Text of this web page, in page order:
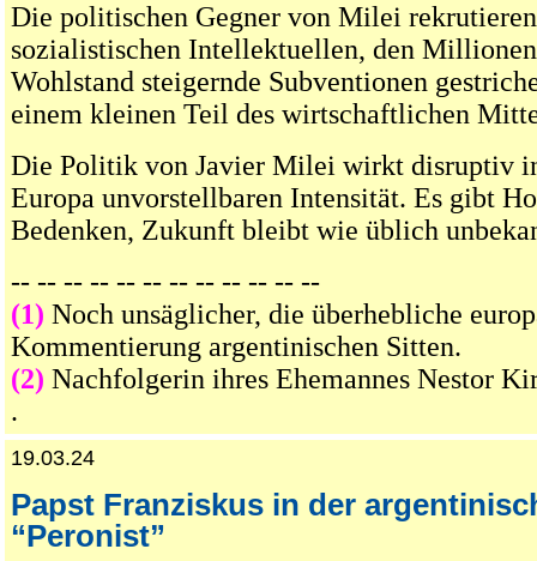
Die politischen Gegner von Milei
sozialistischen Intellektuellen, den
Wohlstand steigernde Subventionen
einem kleinen Teil des wirtschaftlichen
Die Politik von Javier Milei wirkt disruptiv
Europa unvorstellbaren Intensität. Es gibt
Bedenken, Zukunft bleibt wie üblich
-- -- -- -- -- -- -- -- -- -- -- --
(1) Noch unsäglicher, die überhebliche
Kommentierung argentinischen Sitten.
(2) Nachfolgerin ihres Ehemannes Nestor
.
19.03.24
Papst Franziskus in der
“Peronist”